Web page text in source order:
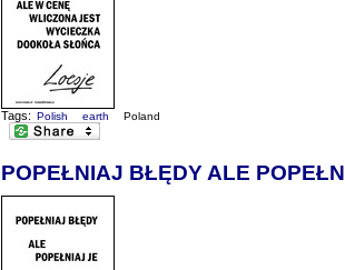
Tags: Polish earth Poland
POPEŁNIAJ BŁĘDY ALE